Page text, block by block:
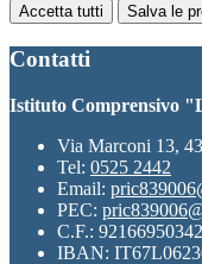
Accetta tutti Salva le
Contatti
Istituto Comprensivo
Via Marconi 13,
Tel: 0525 2442
Email:
PEC:
C.F.: 92166950342
IBAN: